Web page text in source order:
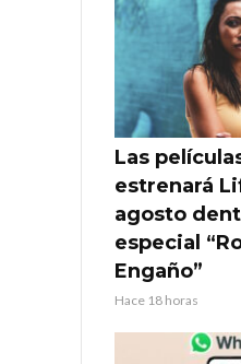
Las
estrenará
agosto
especial
Engaño”
Hace 18 horas